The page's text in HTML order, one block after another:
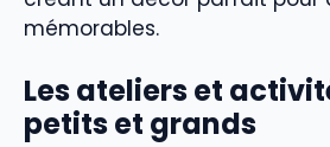
mémorables.
Les ateliers et
petits et grands